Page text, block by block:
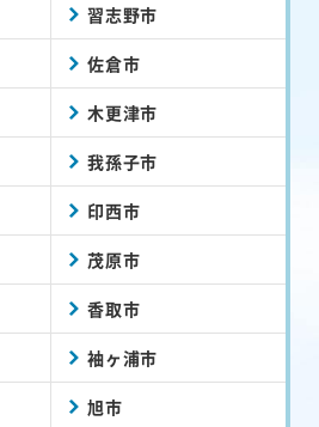
習志野市
佐倉市
木更津市
我孫子市
印西市
茂原市
香取市
袖ヶ浦市
旭市